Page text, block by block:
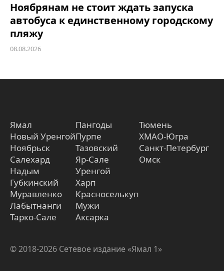
Ноябрянам не стоит ждать запуска
автобуса к единственному городскому
пляжу
08.08.2026
Ямал
Новый Уренгой
Ноябрьск
Салехард
Надым
Губкинский
Муравленко
Лабытнанги
Тарко-Сале
Пангоды
Пурпе
Тазовский
Яр-Сале
Уренгой
Харп
Красноселькуп
Мужи
Аксарка
Тюмень
ХМАО-Югра
Санкт-Петербург
Омск
© 2018-2026 Сетевое издание «Ямал 1»